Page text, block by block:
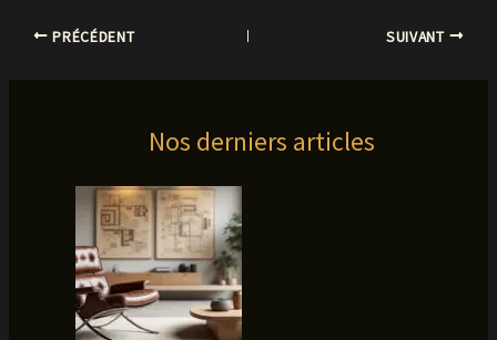
PRÉCÉDENT SUIVANT
Nos derniers articles